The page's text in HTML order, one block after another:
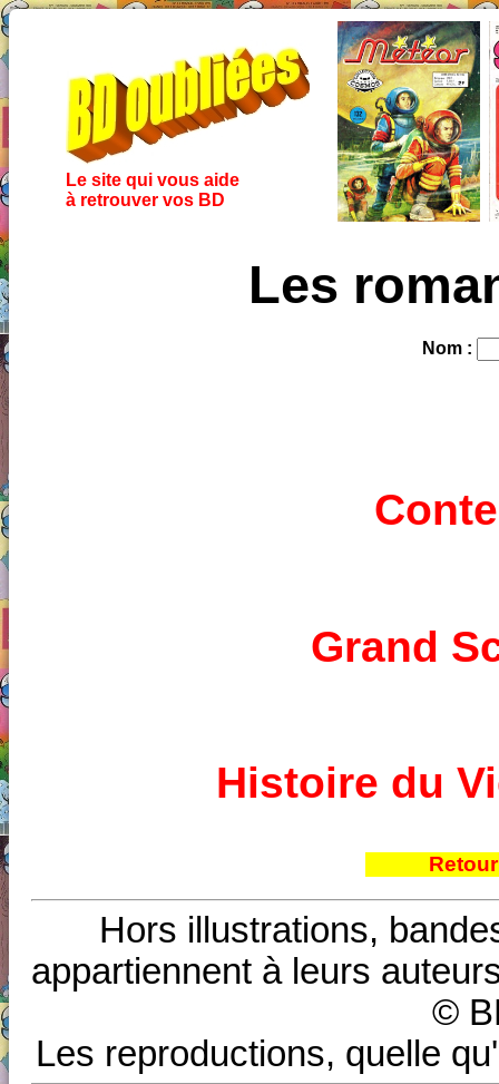
Le site qui vous aide
à retrouver vos BD
Les
Nom :
Grand
Histoire du
Hors illustrations,
appartiennent à leurs
©
Les reproductions, quelle